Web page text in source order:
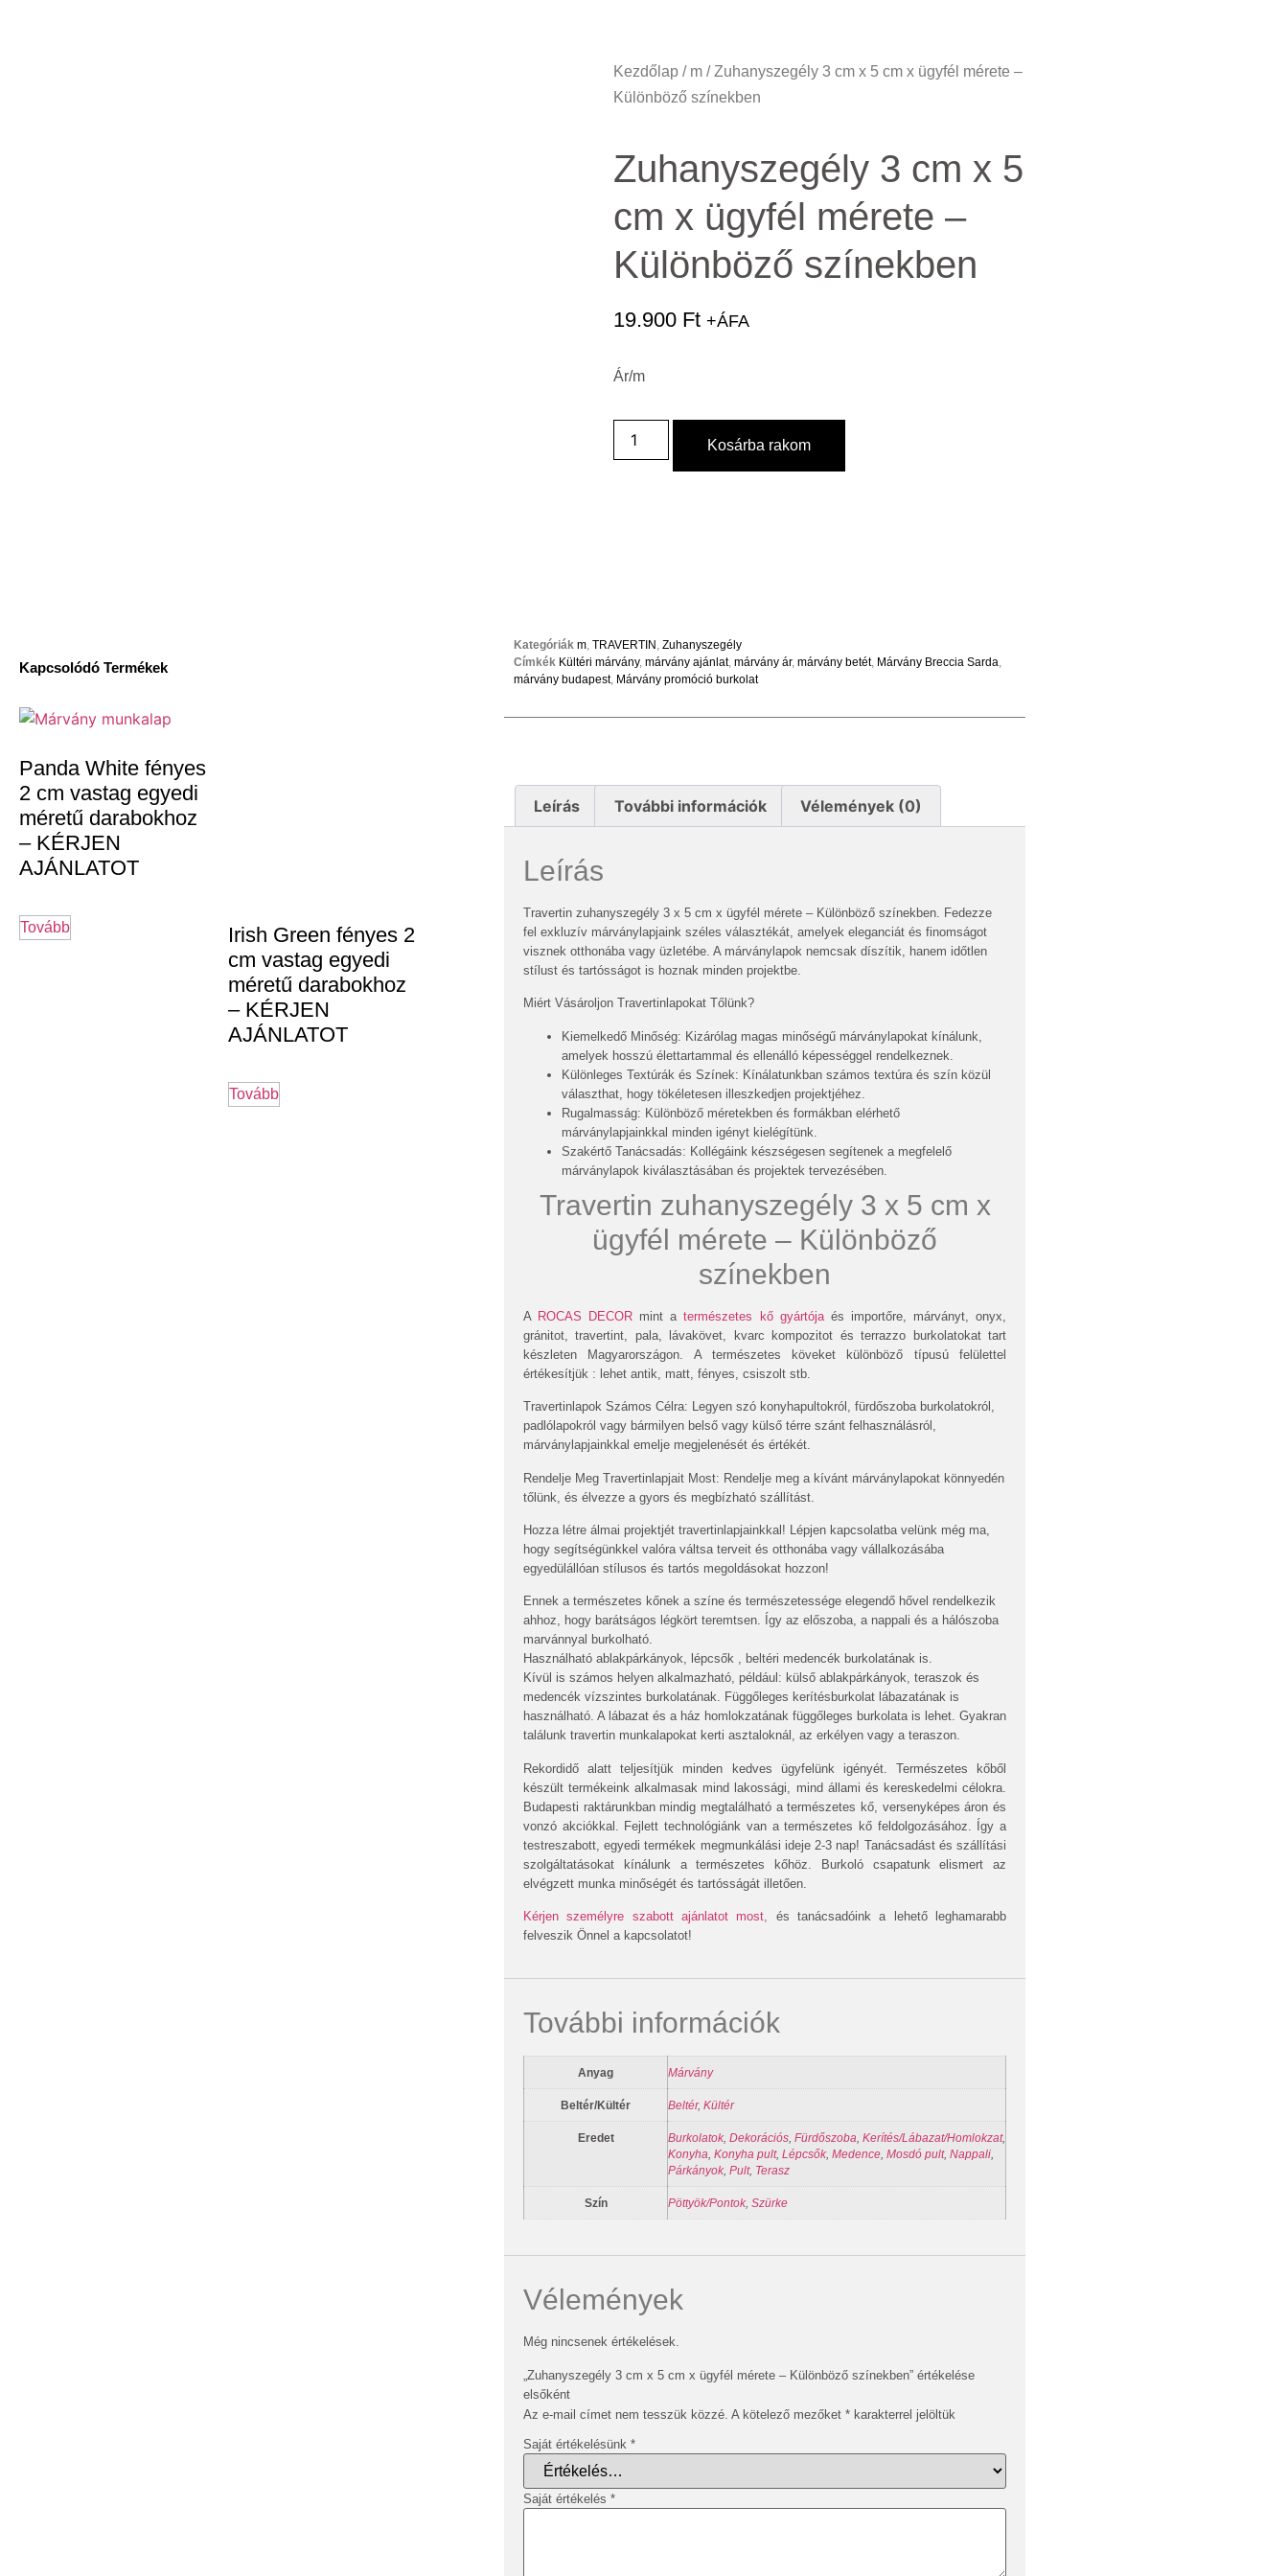
Kezdőlap / m / Zuhanyszegély 3 cm x 5 cm x ügyfél mérete –
Különböző színekben
Zuhanyszegély 3 cm x 5
cm x ügyfél mérete –
Különböző színekben
19.900 Ft +ÁFA
Ár/m
Kosárba rakom
Kapcsolódó Termékek
Panda White fényes
2 cm vastag egyedi
méretű darabokhoz
– KÉRJEN
AJÁNLATOT
Tovább
Irish Green fényes 2
cm vastag egyedi
méretű darabokhoz
– KÉRJEN
AJÁNLATOT
Tovább
Kategóriák m, TRAVERTIN , Zuhanyszegély
Címkék Kültéri márvány, márvány ajánlat, márvány ár, márvány betét, Márvány Breccia Sarda,
márvány budapest, Márvány promóció burkolat
Leírás További információk Vélemények (0)
Leírás
Travertin zuhanyszegély 3 x 5 cm x ügyfél mérete – Különböző színekben. Fedezze
fel exkluzív márványlapjaink széles választékát, amelyek eleganciát és finomságot
visznek otthonába vagy üzletébe. A márványlapok nemcsak díszítik, hanem időtlen
stílust és tartósságot is hoznak minden projektbe.
Miért Vásároljon Travertinlapokat Tőlünk?
Kiemelkedő Minőség: Kizárólag magas minőségű márványlapokat kínálunk,
amelyek hosszú élettartammal és ellenálló képességgel rendelkeznek.
Különleges Textúrák és Színek: Kínálatunkban számos textúra és szín közül
választhat, hogy tökéletesen illeszkedjen projektjéhez.
Rugalmasság: Különböző méretekben és formákban elérhető
márványlapjainkkal minden igényt kielégítünk.
Szakértő Tanácsadás: Kollégáink készségesen segítenek a megfelelő
márványlapok kiválasztásában és projektek tervezésében.
Travertin zuhanyszegély 3 x 5 cm x
ügyfél mérete – Különböző
színekben
A ROCAS DECOR mint atermészetes kő gyártójaés importőre, márványt, onyx,
gránitot, travertint, pala, lávakövet, kvarc kompozitot és terrazzo burkolatokat tart
készleten Magyarországon. A természetes köveket különböző típusú felülettel
értékesítjük : lehet antik, matt, fényes, csiszolt stb.
Travertinlapok Számos Célra: Legyen szó konyhapultokról, fürdőszoba burkolatokról,
padlólapokról vagy bármilyen belső vagy külső térre szánt felhasználásról,
márványlapjainkkal emelje megjelenését és értékét.
Rendelje Meg Travertinlapjait Most: Rendelje meg a kívánt márványlapokat könnyedén
tőlünk, és élvezze a gyors és megbízható szállítást.
Hozza létre álmai projektjét travertinlapjainkkal! Lépjen kapcsolatba velünk még ma,
hogy segítségünkkel valóra váltsa terveit és otthonába vagy vállalkozásába
egyedülállóan stílusos és tartós megoldásokat hozzon!
Ennek a természetes kőnek a színe és természetessége elegendő hővel rendelkezik
ahhoz, hogy barátságos légkört teremtsen. Így az előszoba, a nappali és a hálószoba
marvánnyal burkolható.
Használható ablakpárkányok, lépcsők , beltéri medencék burkolatának is.
Kívül is számos helyen alkalmazható, például: külső ablakpárkányok, teraszok és
medencék vízszintes burkolatának. Függőleges kerítésburkolat lábazatának is
használható. A lábazat és a ház homlokzatának függőleges burkolata is lehet. Gyakran
találunk travertin munkalapokat kerti asztaloknál, az erkélyen vagy a teraszon.
Rekordidő alatt teljesítjük minden kedves ügyfelünk igényét. Természetes kőből
készült termékeink alkalmasak mind lakossági, mind állami és kereskedelmi célokra.
Budapesti raktárunkban mindig megtalálható a természetes kő, versenyképes áron és
vonzó akciókkal. Fejlett technológiánk van a természetes kő feldolgozásához. Így a
testreszabott, egyedi termékek megmunkálási ideje 2-3 nap! Tanácsadást és szállítási
szolgáltatásokat kínálunk a természetes kőhöz. Burkoló csapatunk elismert az
elvégzett munka minőségét és tartósságát illetően.
Kérjen személyre szabott ajánlatot most, és tanácsadóink a lehető leghamarabb
felveszik Önnel a kapcsolatot!
További információk
Anyag Márvány
Beltér/Kültér Beltér, Kültér
Eredet Burkolatok Dekorációs Fürdőszoba Kerítés/Lábazat/Homlokzat,
Konyha Konyha pult, Lépcsők Medence Mosdó pult, Nappali
Párkányok Pult, Terasz
Szín Pöttyök/Pontok Szürke
Vélemények
Még nincsenek értékelések.
„Zuhanyszegély 3 cm x 5 cm x ügyfél mérete – Különböző színekben” értékelése
elsőként
Az e-mail címet nem tesszük közzé. A kötelező mezőket * karakterrel jelöltük
Saját értékelésünk *
Saját értékelés *